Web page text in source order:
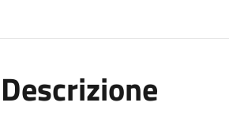
Descrizione